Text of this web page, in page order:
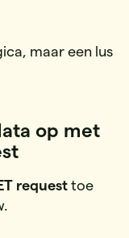
maar een lus
op met
request toe